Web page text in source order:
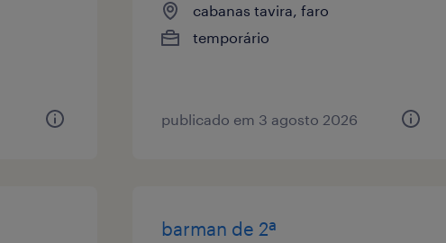
cabanas tavira, faro
temporário
publicado em 3 agosto 2026
barman de 2ª